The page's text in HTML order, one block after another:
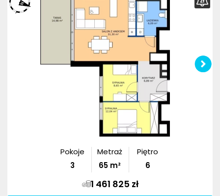
Pokoje
3
Metraż
65 m²
Piętro
6
1 461 825 zł